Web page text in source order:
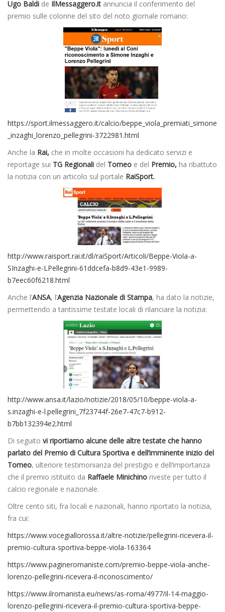
Ugo Baldi de IlMessaggero.it annuncia il conferimento del
premio sulle colonne del sito del noto giornale romano:
https://sport.ilmessaggero.it/calcio/beppe_viola_premiati_simone
_inzaghi_lorenzo_pellegrini-3722981.html
Anche la Rai, che in molte occasioni ha dedicato servizi e
reportage sui TG Regionali del Torneo e del Premio, ha ribattuto
la notizia con un articolo sul portale RaiSport.
http://www.raisport.rai.it/dl/raiSport/Articoli/Beppe-Viola-a-
SInzaghi-e-LPellegrini-61ddcefa-b8d9-43e1-9989-
b7eec60f6218.html
Anche l’ANSA, l’Agenzia Nazionale di Stampa, ha dato la notizie,
permettendo a tantissime testate locali di rilanciare la notizia:
http://www.ansa.it/lazio/notizie/2018/05/10/beppe-viola-a-
s.inzaghi-e-l.pellegrini_7f23744f-26e7-47c7-b912-
b7bb132394e2.html
Di seguito vi riportiamo alcune delle altre testate che hanno
parlato del Premio di Cultura Sportiva e dell’imminente inizio del
Torneo, ulteriore testimonianza del prestigio e dell’importanza
che il premio istituito da Raffaele Minichino riveste per tutto il
calcio regionale e nazionale.
Oltre cento siti, fra locali e nazionali, hanno riportato la notizia,
fra cui:
https://www.vocegiallorossa.it/altre-notizie/pellegrini-ricevera-il-
premio-cultura-sportiva-beppe-viola-163364
https://www.pagineromaniste.com/premio-beppe-viola-anche-
lorenzo-pellegrini-ricevera-il-riconoscimento/
https://www.ilromanista.eu/news/as-roma/4977/il-14-maggio-
lorenzo-pellegrini-ricevera-il-premio-cultura-sportiva-beppe-